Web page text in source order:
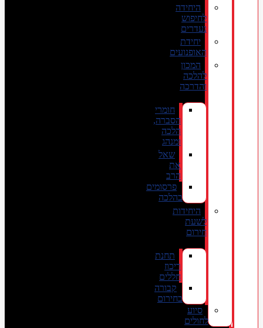
היחידה
לחיפוש
נעדרים
יחידת
האופנועים
המכון
להלכה
והדרכה
חומרי
הסברה,
הלכה
ומנהג
שאל
את
הרב
פרסומים
בהלכה
היחידות
לשעת
חירום
תחנת
ריכוז
חללים
קבורה
בחירום
סיוע
לחולים